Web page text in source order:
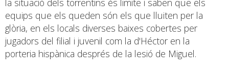
equips que els queden són els que lluiten per la
glòria, en els locals diverses baixes cobertes per
jugadors del filial i juvenil com la d'Héctor en la
porteria hispànica després de la lesió de Miguel.